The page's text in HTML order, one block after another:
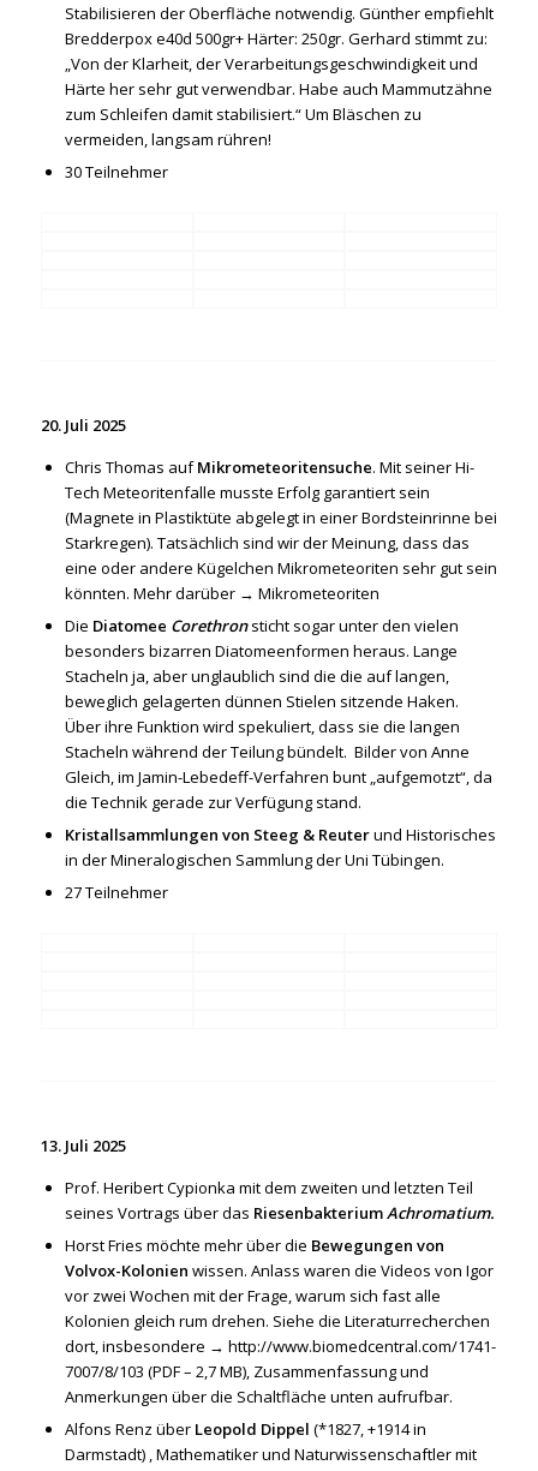
Stabilisieren der Oberfläche notwendig. Günther empfiehlt
Bredderpox e40d 500gr+ Härter: 250gr. Gerhard stimmt zu:
„Von der Klarheit, der Verarbeitungsgeschwindigkeit und
Härte her sehr gut verwendbar. Habe auch Mammutzähne
zum Schleifen damit stabilisiert.“ Um Bläschen zu
vermeiden, langsam rühren!
30 Teilnehmer
20. Juli 2025
Chris Thomas aufMikrometeoritensuche. Mit seiner Hi-
Tech Meteoritenfalle musste Erfolg garantiert sein
(Magnete in Plastiktüte abgelegt in einer Bordsteinrinne bei
Starkregen). Tatsächlich sind wir der Meinung, dass das
eine oder andere Kügelchen Mikrometeoriten sehr gut sein
könnten. Mehr darüber → Mikrometeoriten
Die Diatomee Corethronsticht sogar unter den vielen
besonders bizarren Diatomeenformen heraus. Lange
Stacheln ja, aber unglaublich sind die die auf langen,
beweglich gelagerten dünnen Stielen sitzende Haken.
Über ihre Funktion wird spekuliert, dass sie die langen
Stacheln während der Teilung bündelt. Bilder von Anne
Gleich, im Jamin-Lebedeff-Verfahren bunt „aufgemotzt“, da
die Technik gerade zur Verfügung stand.
Kristallsammlungen von Steeg & Reuterund Historisches
in der Mineralogischen Sammlung der Uni Tübingen.
27 Teilnehmer
13. Juli 2025
Prof. Heribert Cypionka mit dem zweiten und letzten Teil
seines Vortrags über das RiesenbakteriumAchromatium.
Horst Fries möchte mehr über die Bewegungen von
Volvox-Kolonien wissen. Anlass waren die Videos von Igor
vor zwei Wochen mit der Frage, warum sich fast alle
Kolonien gleich rum drehen. Siehe die Literaturrecherchen
dort, insbesondere → http://www.biomedcentral.com/1741-
7007/8/103 (PDF – 2,7 MB), Zusammenfassung und
Anmerkungen über die Schaltfläche unten aufrufbar.
Alfons Renz über Leopold Dippel (*1827, +1914 in
Darmstadt) , Mathematiker und Naturwissenschaftler mit